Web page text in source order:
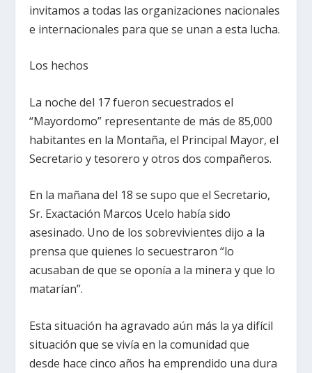
invitamos a todas las organizaciones nacionales
e internacionales para que se unan a esta lucha.
Los hechos
La noche del 17 fueron secuestrados el
“Mayordomo” representante de más de 85,000
habitantes en la Montaña, el Principal Mayor, el
Secretario y tesorero y otros dos compañeros.
En la mañana del 18 se supo que el Secretario,
Sr. Exactación Marcos Ucelo había sido
asesinado. Uno de los sobrevivientes dijo a la
prensa que quienes lo secuestraron “lo
acusaban de que se oponía a la minera y que lo
matarían”.
Esta situación ha agravado aún más la ya difícil
situación que se vivía en la comunidad que
desde hace cinco años ha emprendido una dura